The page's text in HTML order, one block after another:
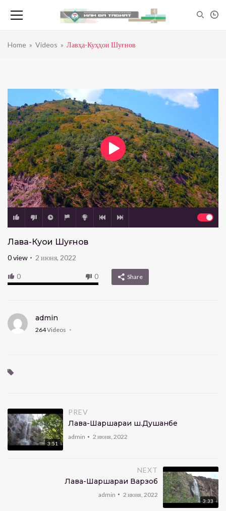
Home » Videos » Лавҳа-Куҳҳои Шуғнов
Лавҳа-Куҳҳои Шуғнов
0view 2 июня, 2022
0 0 Share
admin
264Videos
3:51
PREV
Лавҳа-Шаршараи ш.Душанбе
admin 2 июня, 2022
NEXT
Лавҳа-Шаршараи Варзоб
admin 2 июня, 2022
3:33